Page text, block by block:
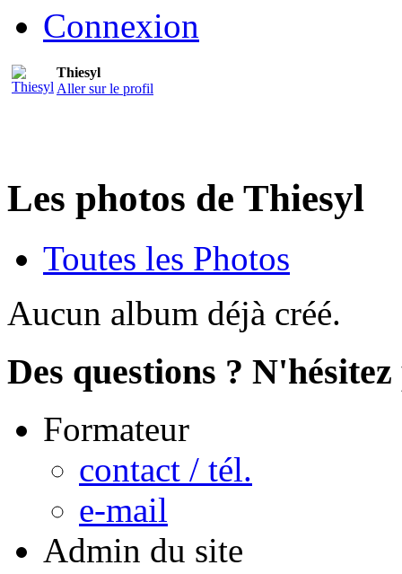
Connexion
Thiesyl
Aller sur le profil
Les photos de Thiesyl
Toutes les Photos
Aucun album déjà créé.
Des questions ?
Formateur
contact / tél.
e-mail
Admin du site